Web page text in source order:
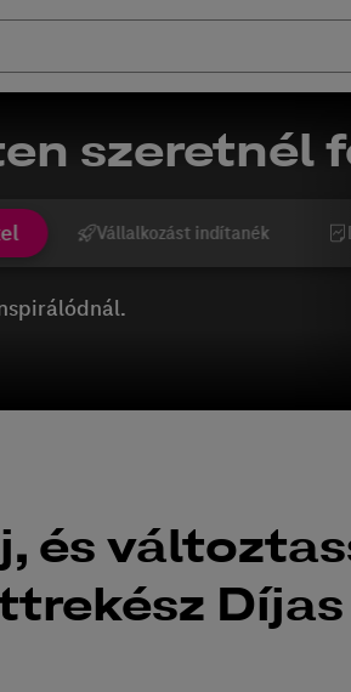
szeretnél
Vállalkozást indítanék
és